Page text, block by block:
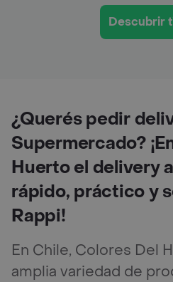
Descubrir
¿Querés pedir
Supermercado?
Huerto el delivery
rápido, práctico y
Rappi!
En Chile, Colores Del
amplia variedad de